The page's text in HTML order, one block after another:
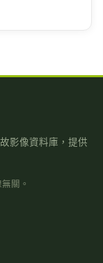
影像資料庫，提供
關。